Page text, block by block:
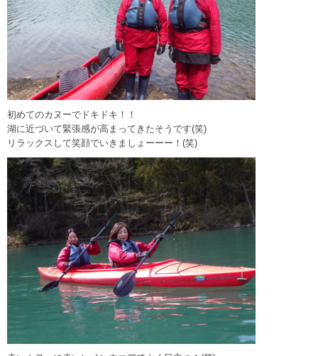
初めてのカヌーでドキドキ！！
湖に近づいて緊張感が高まってきたそうです(笑)
リラックスして笑顔でいきましょーーー！(笑)